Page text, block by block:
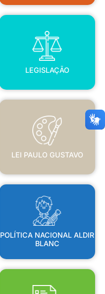
LEGISLAÇÃO
LEGISLAÇÃO
LEI PAULO GUSTAVO
LEI PAULO GUSTAVO
POLÍTICA NACIONAL ALDIR
BLANC
POLÍTICA NACIONAL ALDIR
BLANC
EDITAIS DE FOMENTO